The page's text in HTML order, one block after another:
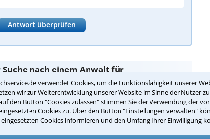
verwendet Cookies, um die Funktionsfähigkeit unserer
wir zur Weiterentwicklung unserer Website im Sinne der Nutzer
den Button "Cookies zulassen" stimmen Sie der Verwendung der
Cookies zu. Über den Button "Einstellungen verwalten"
eingesetzten Cookies informieren und den Umfang Ihrer Einwilligung
Antwort überprüfen
nach einem Anwalt für
in Dortmund
sind Sie bei unseren Anwälten aus
Händen.